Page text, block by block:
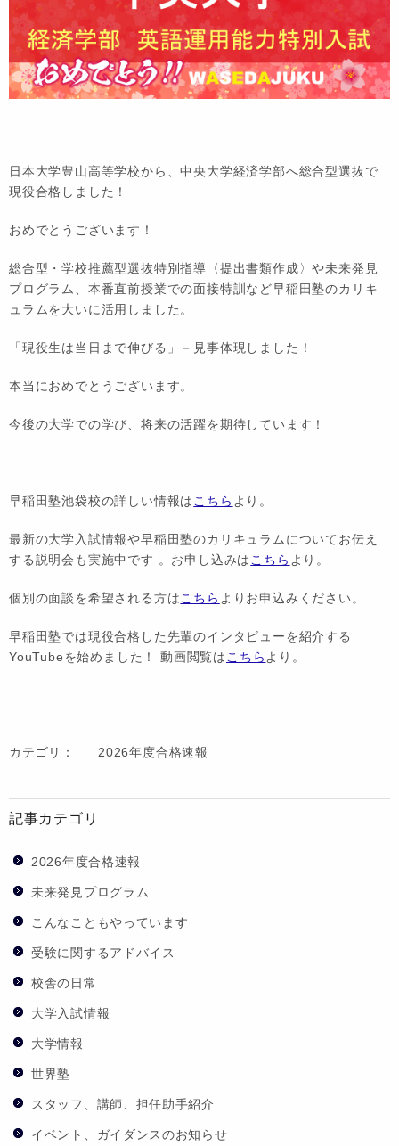
日本大学豊山高等学校から、中央大学経済学部へ総合型選抜で
現役合格しました！
おめでとうございます！
総合型・学校推薦型選抜特別指導〈提出書類作成〉や未来発見
プログラム、本番直前授業での面接特訓など早稲田塾のカリキ
ュラムを大いに活用しました。
「現役生は当日まで伸びる」－見事体現しました！
本当におめでとうございます。
今後の大学での学び、将来の活躍を期待しています！
早稲田塾池袋校の詳しい情報は こちら より。
最新の大学入試情報や早稲田塾のカリキュラムについてお伝え
する説明会も実施中です 。お申し込みは こちら より。
個別の面談を希望される方はこちら よりお申込みください。
早稲田塾では現役合格した先輩のインタビューを紹介する
YouTubeを始めました！ 動画閲覧は こちら より。
カテゴリ： 2026年度合格速報
記事カテゴリ
2026年度合格速報
未来発見プログラム
こんなこともやっています
受験に関するアドバイス
校舎の日常
大学入試情報
大学情報
世界塾
スタッフ、講師、担任助手紹介
イベント、ガイダンスのお知らせ